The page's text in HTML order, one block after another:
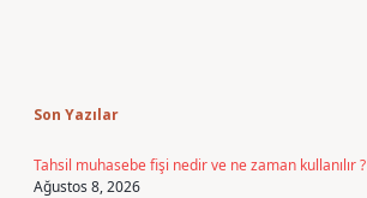
Son Yazılar
Tahsil muhasebe fişi nedir ve ne zaman kullanılır ?
Ağustos 8, 2026